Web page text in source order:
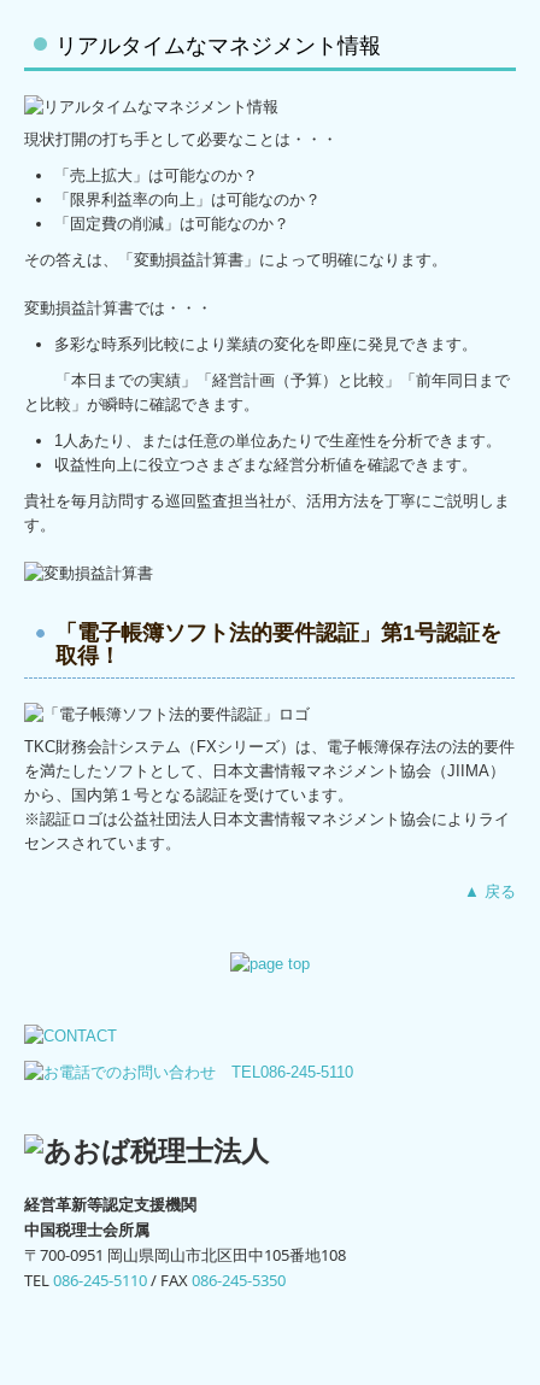
リアルタイムなマネジメント情報
現状打開の打ち手として必要なことは・・・
「売上拡大」は可能なのか？
「限界利益率の向上」は可能なのか？
「固定費の削減」は可能なのか？
その答えは、「変動損益計算書」によって明確になります。
変動損益計算書では・・・
多彩な時系列比較により業績の変化を即座に発見できます。
「本日までの実績」「経営計画（予算）と比較」「前年同日まで
と比較」が瞬時に確認できます。
1人あたり、または任意の単位あたりで生産性を分析できます。
収益性向上に役立つさまざまな経営分析値を確認できます。
貴社を毎月訪問する巡回監査担当社が、活用方法を丁寧にご説明しま
す。
「電子帳簿ソフト法的要件認証」第1号認証を
取得！
TKC財務会計システム（FXシリーズ） は、電子帳簿保存法の法的要件
を満たしたソフトとして、日本文書情報マネジメント協会（JIIMA）
から、国内第１号となる認証を受けています。
※認証ロゴは公益社団法人日本文書情報マネジメント協会によりライ
センスされています。
▲ 戻る
経営革新等認定支援機関
中国税理士会所属
〒700-0951 岡山県岡山市北区田中105番地108
TEL086-245-5110/ FAX086-245-5350